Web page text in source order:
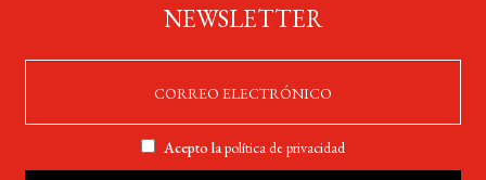
NEWSLETTER
Acepto lapolítica de privacidad